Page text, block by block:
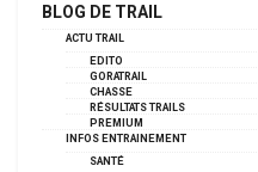
BLOG DE TRAIL
ACTU TRAIL
EDITO
GORATRAIL
CHASSE
RÉSULTATS TRAILS
PREMIUM
INFOS ENTRAINEMENT
SANTÉ